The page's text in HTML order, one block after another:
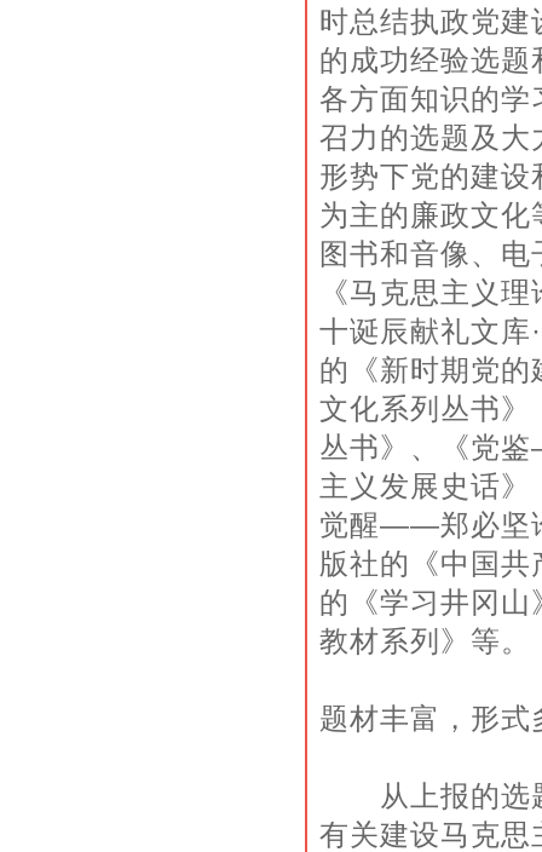
时总结执政党
的成功经验选
各方面知识的学
召力的选题及大
形势下党的建
为主的廉政文
图书和音像、
《马克思主义
十诞辰献礼文库
的《新时期党
文化系列丛书》
丛书》、《党
主义发展史话
觉醒——郑必坚
版社的《中国
的《学习井冈
教材系列》等。
题材丰富，形式
从上报的选题
有关建设马克思